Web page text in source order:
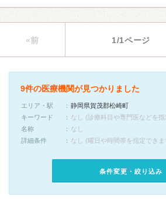
«前 1/1ページ
9件の医療機関が見つかりました
エリア・駅
静岡県賀茂郡松崎町
キーワード
なし (診療科目や専門医などを
名称
なし
詳細条件
なし (曜日や時間帯を指定できま
条件変更・絞り込み